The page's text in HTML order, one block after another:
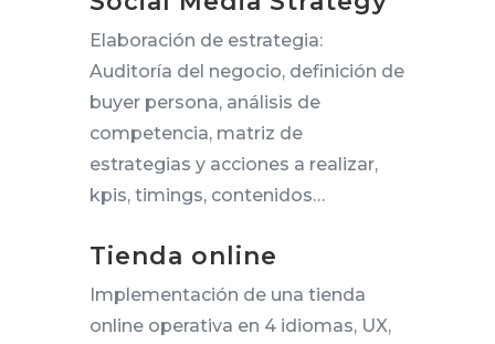
Elaboración de estrategia:
Auditoría del negocio, definición de
buyer persona, análisis de
competencia, matriz de
estrategias y acciones a realizar,
kpis, timings, contenidos…
Tienda online
Implementación de una tienda
online operativa en 4 idiomas, UX,